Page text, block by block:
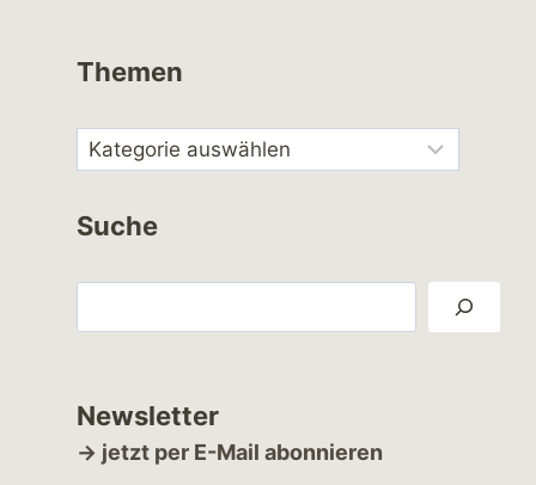
Themen
Suche
Newsletter
→ jetzt per E-Mail abonnieren